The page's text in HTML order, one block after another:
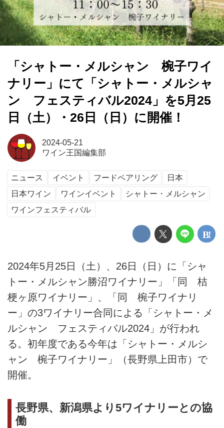
「シャトー・メルシャン 椀子ワイ
ナリー」にて「シャトー・メルシャ
ン フェスティバル2024」を5月25
日（土）・26日（日）に開催！
2024-05-21
ワイン王国編集部
ニュース イベント フードペアリング
日本
日本ワイン
ワインイベント
シャトー・メルシャン
ワインフェスティバル
2024年5月25日（土）、26日（日）に「シャ
トー・メルシャン勝沼ワイナリー」「同 桔
梗ヶ原ワイナリー」、「同 椀子ワイナリ
ー」の3ワイナリー合同による「シャトー・メ
ルシャン フェスティバル2024」が行われ
る。初年度である今年は「シャトー・メルシ
ャン 椀子ワイナリー」（長野県上田市）で
開催。
長野県、新潟県より5ワイナリーとの協
働